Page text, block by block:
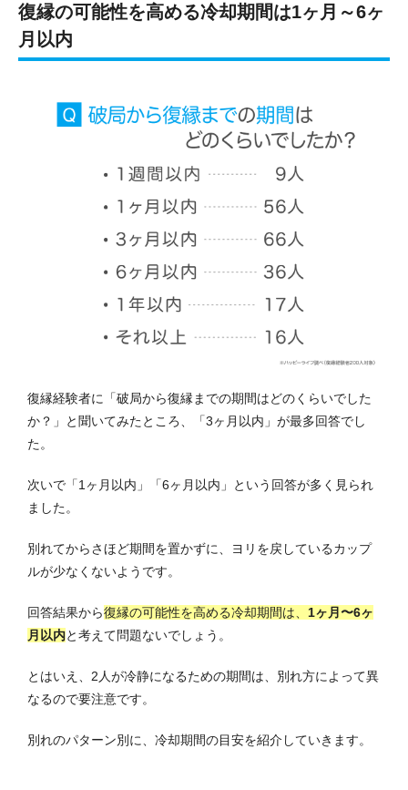
復縁の可能性を高める冷却期間は1ヶ月～6ヶ
月以内
復縁経験者に「破局から復縁までの期間はどのくらいでした
か？」と聞いてみたところ、「3ヶ月以内」が最多回答でし
た。
次いで「1ヶ月以内」「6ヶ月以内」という回答が多く見られ
ました。
別れてからさほど期間を置かずに、ヨリを戻しているカップ
ルが少なくないようです。
回答結果から復縁の可能性を高める冷却期間は、 1ヶ月〜6ヶ
月以内と考えて問題ないでしょう。
とはいえ、2人が冷静になるための期間は、別れ方によって異
なるので要注意です。
別れのパターン別に、冷却期間の目安を紹介していきます。